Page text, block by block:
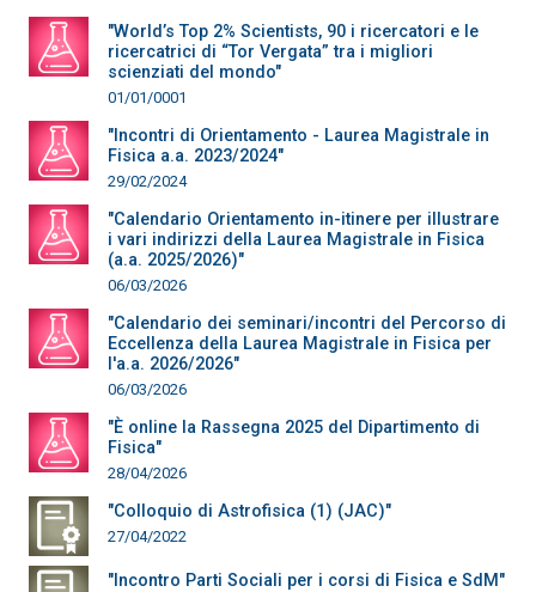
"World’s Top 2% Scientists, 90 i ricercatori e le
ricercatrici di “Tor Vergata” tra i migliori
scienziati del mondo"
01/01/0001
"Incontri di Orientamento - Laurea Magistrale in
Fisica a.a. 2023/2024"
29/02/2024
"Calendario Orientamento in-itinere per illustrare
i vari indirizzi della Laurea Magistrale in Fisica
(a.a. 2025/2026)"
06/03/2026
"Calendario dei seminari/incontri del Percorso di
Eccellenza della Laurea Magistrale in Fisica per
l'a.a. 2026/2026"
06/03/2026
"È online la Rassegna 2025 del Dipartimento di
Fisica"
28/04/2026
"Colloquio di Astrofisica (1) (JAC)"
27/04/2022
"Incontro Parti Sociali per i corsi di Fisica e SdM"